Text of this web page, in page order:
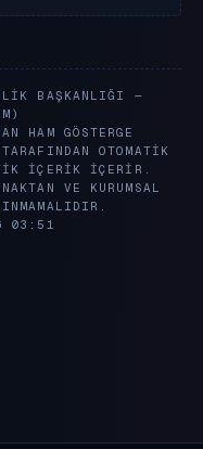
BAŞKANLIĞI —
HAM GÖSTERGE
OTOMATIK
IÇERIK IÇERIR.
VE KURUMSAL
03:51